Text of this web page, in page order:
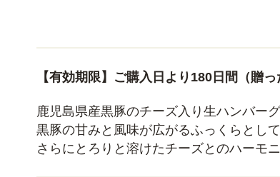
【有効期限】ご購入日より180日間（贈
鹿児島県産黒豚のチーズ入り生ハンバー
黒豚の甘みと風味が広がるふっくらとし
さらにとろりと溶けたチーズとのハーモ